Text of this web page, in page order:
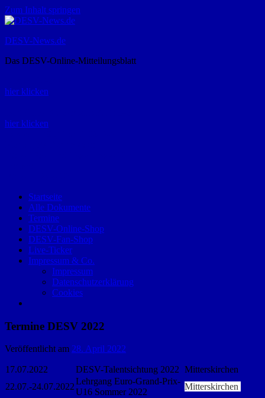
Zum Inhalt springen
DESV-News.de
Das DESV-Online-Mitteilungsblatt
hier klicken
hier klicken
Startseite
Alle Dokumente
Termine
DESV-Online-Shop
DESV-Fan-Shop
Live-Ticker
Impressum & Co.
Impressum
Datenschutzerklärung
Cookies
Termine DESV 2022
Veröffentlicht am 28. April 2022
17.07.2022 DESV-Talentsichtung 2022 Mitterskirchen
22.07.-24.07.2022
Lehrgang Euro-Grand-Prix-
U16 Sommer 2022
Mitterskirchen